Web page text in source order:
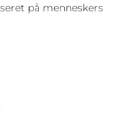
på menneskers